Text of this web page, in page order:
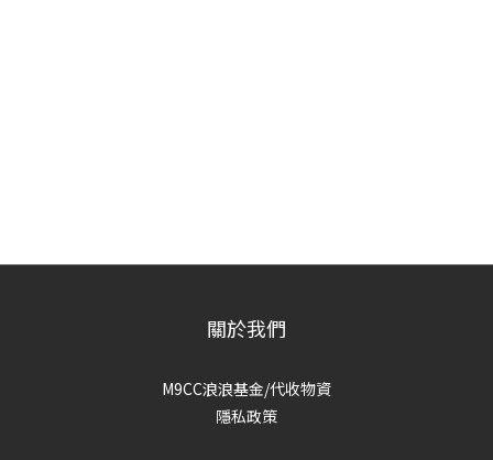
關於我們
M9CC浪浪基金/代收物資
隱私政策